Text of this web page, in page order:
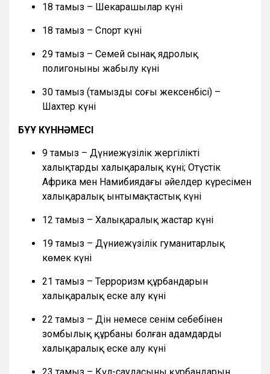
18 тамыз – Шекарашылар күні
18 тамыз – Спорт күні
29 тамыз – Семей сынақ ядролық
полигонының жабылу күні
30 тамыз (тамыздың соңғы жексенбісі) –
Шахтер күні
БҰҰ КҮННӘМЕСІ
9 тамыз – Дүниежүзілік жергілікті
халықтардың халықаралық күні; Оңтүстік
Африка мен Намибиядағы әйелдер күресімен
халықаралық ынтымақтастық күні
12 тамыз – Халықаралық жастар күні
19 тамыз – Дүниежүзілік гуманитарлық
көмек күні
21 тамыз – Терроризм құрбандарын
халықаралық еске алу күні
22 тамыз – Дін немесе сенім себебінен
зомбылық құрбаны болған адамдарды
халықаралық еске алу күні